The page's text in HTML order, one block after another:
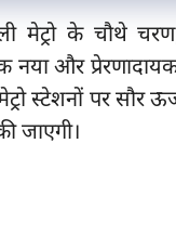
मेट्रो के चौथे
नया और
स्टेशनों पर सौर
जाएगी।